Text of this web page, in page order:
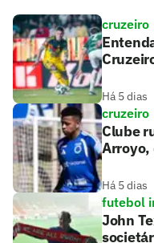
cruzeiro
Há 5 dias
cruzeiro
Clube
Arroyo,
Há 5 dias
futebol
John